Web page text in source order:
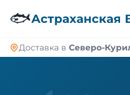
🐟Астраханская
Доставка в Северо-